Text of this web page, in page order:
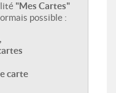
"Mes Cartes"
possible :
carte